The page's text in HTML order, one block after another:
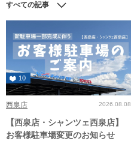
すべての記事
10
西泉店 2026.08.08
【西泉店・シャンツェ西泉店】
お客様駐車場変更のお知らせ